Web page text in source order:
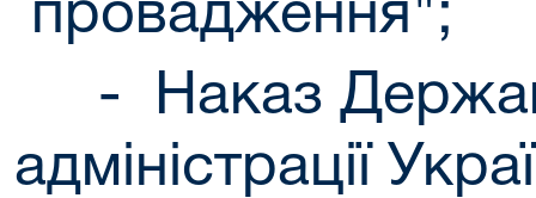
провадження";
- Наказ
адміністрації